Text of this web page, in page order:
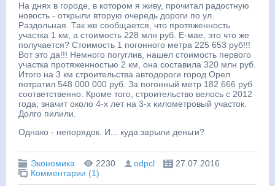
На днях в городе, в котором я живу, прочитал радостную
новость - открыли вторую очередь дороги по ул.
Раздольная. Так же сообщается, что протяженность
участка 1 км, а стоимость 228 млн руб. Е-мае, это что же
получается? Стоимость 1 погонного метра 225 653 руб!!!
Вот это да!!! Немного погуглив, нашел стоимость первого
участка протяженностью 2 км, она составила 320 млн руб.
Итого на 3 км строительства автодороги город Орел
потратил 548 000 000 руб. За погонный метр 182 666 руб
соответственно. Кроме того, строительство велось с 2012
года, значит около 4-х лет на 3-х километровый участок.
Долго пилили.
Однако - непорядок. И... куда зарыли деньги?
Экономика 2230 odpcl
27.07.2016
Комментарии (1)